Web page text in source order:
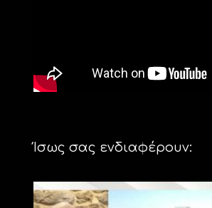
Ίσως σας ενδιαφέρουν: